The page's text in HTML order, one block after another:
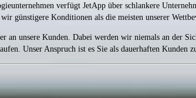
verfügt JetApp über schlankere
günstigere Konditionen als die meisten unserer
unsere Kunden. Dabei werden wir niemals an der
Unser Anspruch ist es Sie als dauerhaften Kunden